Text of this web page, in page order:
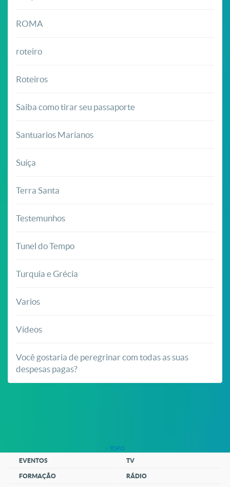
ROMA
roteiro
Roteiros
Saiba como tirar seu passaporte
Santuarios Marianos
Suíça
Terra Santa
Testemunhos
Tunel do Tempo
Turquia e Grécia
Varios
Vídeos
Você gostaria de peregrinar com todas as suas
despesas pagas?
↑ TOPO
EVENTOS
FORMAÇÃO
TV
RÁDIO